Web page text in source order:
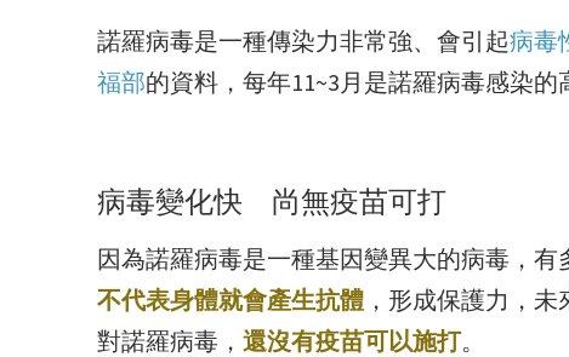
諾羅病毒是一種傳染力非常強、會引起病毒
福部的資料，每年11~3月是諾羅病毒感染的
病毒變化快 尚無疫苗可打
因為諾羅病毒是一種基因變異大的病毒，
不代表身體就會產生抗體 ，形成保護力，
對諾羅病毒， 還沒有疫苗可以施打。